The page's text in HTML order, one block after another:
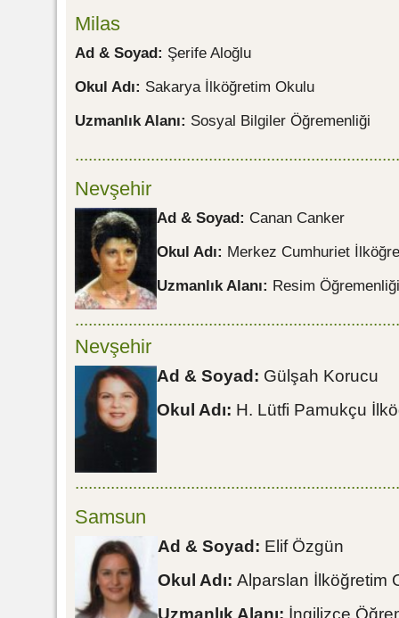
Milas
Ad & Soyad: Şerife Aloğlu
Okul Adı: Sakarya İlköğretim Okulu
Uzmanlık Alanı: Sosyal Bilgiler Öğremenliği
Nevşehir
Ad & Soyad: Canan Canker
Okul Adı: Merkez Cumhuriet
Uzmanlık Alanı: Resim Öğremenliği
Nevşehir
Ad & Soyad: Gülşah Korucu
Okul Adı: H. Lütfi Pamukçu
Samsun
Ad & Soyad: Elif Özgün
Okul Adı: Alparslan İlköğretim
Uzmanlık Alanı: İngilizce